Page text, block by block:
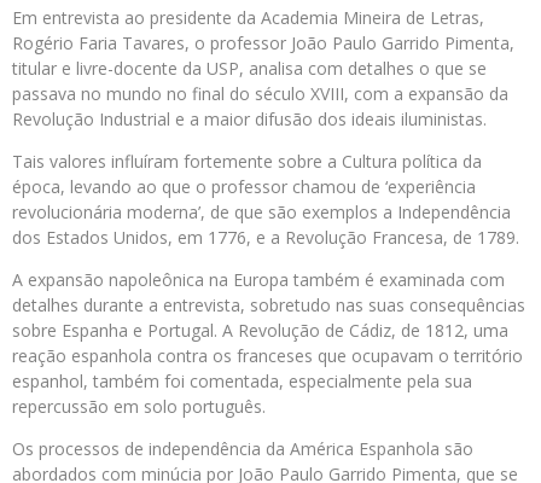
Em entrevista ao presidente da Academia Mineira de Letras,
Rogério Faria Tavares, o professor João Paulo Garrido Pimenta,
titular e livre-docente da USP, analisa com detalhes o que se
passava no mundo no final do século XVIII, com a expansão da
Revolução Industrial e a maior difusão dos ideais iluministas.
Tais valores influíram fortemente sobre a Cultura política da
época, levando ao que o professor chamou de ‘experiência
revolucionária moderna’, de que são exemplos a Independência
dos Estados Unidos, em 1776, e a Revolução Francesa, de 1789.
A expansão napoleônica na Europa também é examinada com
detalhes durante a entrevista, sobretudo nas suas consequências
sobre Espanha e Portugal. A Revolução de Cádiz, de 1812, uma
reação espanhola contra os franceses que ocupavam o território
espanhol, também foi comentada, especialmente pela sua
repercussão em solo português.
Os processos de independência da América Espanhola são
abordados com minúcia por João Paulo Garrido Pimenta, que se